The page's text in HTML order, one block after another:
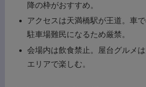
降の枠がおすすめ。
アクセスは天満橋駅が王道。車
駐車場難民になるため厳禁。
会場内は飲食禁止。屋台グルメ
エリアで楽しむ。